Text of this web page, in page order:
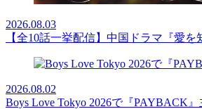
2026.08.03
【全10話一挙配信】中国ドラマ『愛
2026.08.02
Boys Love Tokyo 2026で『PAYBACK